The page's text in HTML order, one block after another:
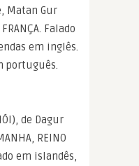
Matan Gur
FRANÇA. Falado
em inglês.
português.
de Dagur
REINO
em islandês,